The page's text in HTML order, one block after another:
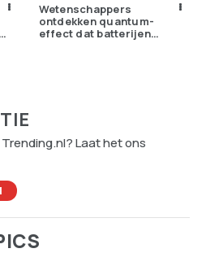
Wetenschappers
ontdekken quantum-
effect dat batterijen
Laat het ons